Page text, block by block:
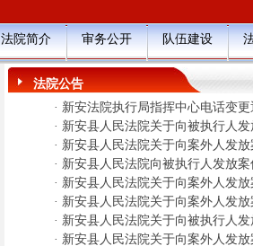
法院简介 审务公开 队伍建设
法院公告
· 新安法院执行局指挥中心电话变更
· 新安县人民法院关于向被执行人
· 新安县人民法院关于向案外人发
· 新安县人民法院向被执行人发放
· 新安县人民法院关于向案外人发
· 新安县人民法院关于向案外人发
· 新安县人民法院关于向被执行人
· 新安县人民法院关于向案外人发